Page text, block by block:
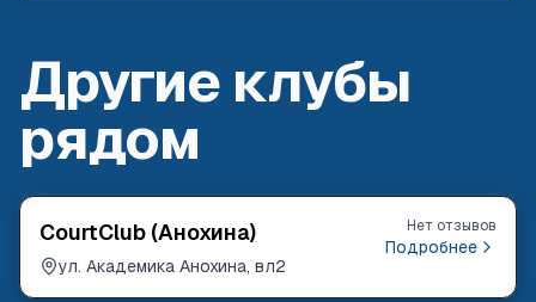
Другие клубы
рядом
CourtClub (Анохина)
ул. Академика Анохина, вл2
Нет отзывов
Подробнее